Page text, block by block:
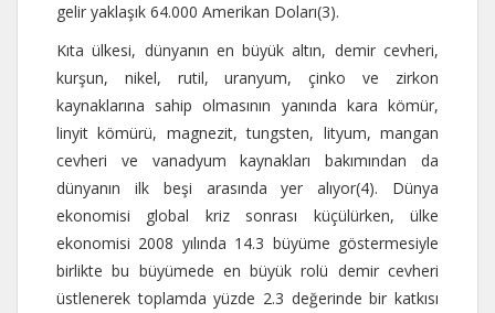
gelir yaklaşık 64.000 Amerikan Doları(3).
Kıta ülkesi, dünyanın en büyük altın, demir cevheri,
kurşun, nikel, rutil, uranyum, çinko ve zirkon
kaynaklarına sahip olmasının yanında kara kömür,
linyit kömürü, magnezit, tungsten, lityum, mangan
cevheri ve vanadyum kaynakları bakımından da
dünyanın ilk beşi arasında yer alıyor(4). Dünya
ekonomisi global kriz sonrası küçülürken, ülke
ekonomisi 2008 yılında 14.3 büyüme göstermesiyle
birlikte bu büyümede en büyük rolü demir cevheri
üstlenerek toplamda yüzde 2.3 değerinde bir katkısı